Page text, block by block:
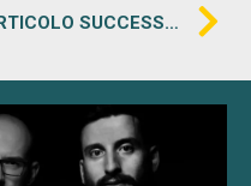
ARTICOLO SUCCESSIVO